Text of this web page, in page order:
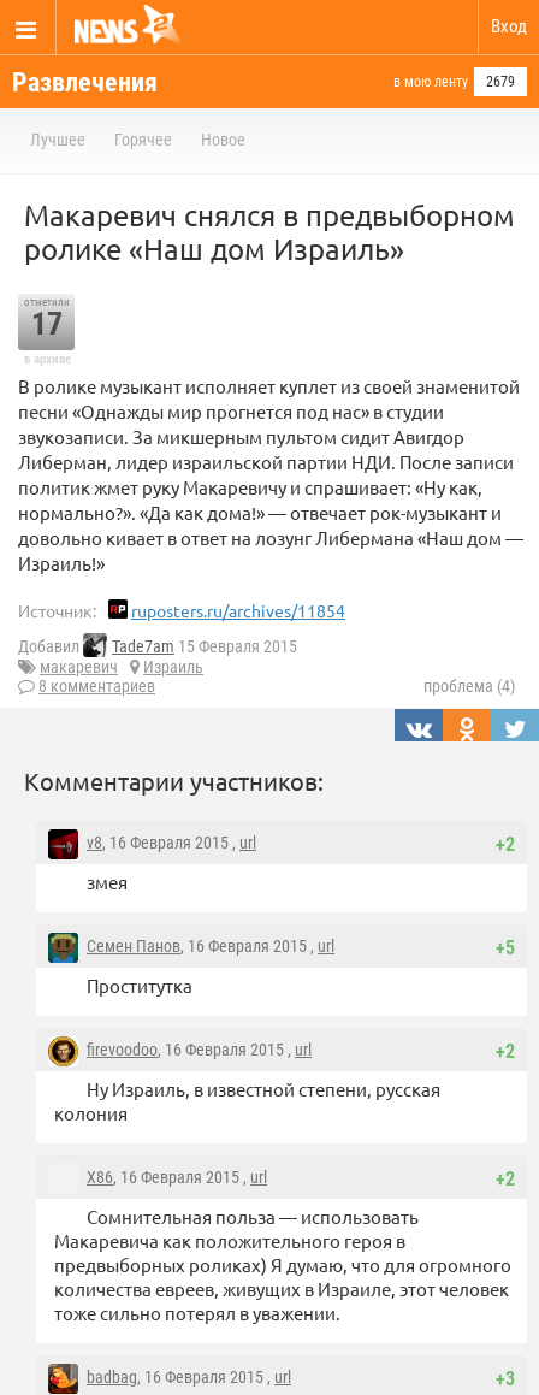
Вход
Развлечения в мою ленту 2679
Лучшее Горячее Новое
Макаревич снялся в предвыборном
ролике «Наш дом Израиль»
отметили
17
в архиве
В ролике музыкант исполняет куплет из своей знаменитой
песни «Однажды мир прогнется под нас» в студии
звукозаписи. За микшерным пультом сидит Авигдор
Либерман, лидер израильской партии НДИ. После записи
политик жмет руку Макаревичу и спрашивает: «Ну как,
нормально?». «Да как дома!» — отвечает рок-музыкант и
довольно кивает в ответ на лозунг Либермана «Наш дом —
Израиль!»
Источник: ruposters.ru/archives/11854
Добавил Tade7am 15 Февраля 2015
макаревич
Израиль
8 комментариев
проблема (4)
Комментарии участников:
+2
v8, 16 Февраля 2015 , url
змея
+5
Семен Панов, 16 Февраля 2015 , url
Проститутка
+2
firevoodoo, 16 Февраля 2015 , url
Ну Израиль, в известной степени, русская
колония
+2
X86, 16 Февраля 2015 , url
Сомнительная польза — использовать
Макаревича как положительного героя в
предвыборных роликах) Я думаю, что для огромного
количества евреев, живущих в Израиле, этот человек
тоже сильно потерял в уважении.
+3
badbag, 16 Февраля 2015 , url